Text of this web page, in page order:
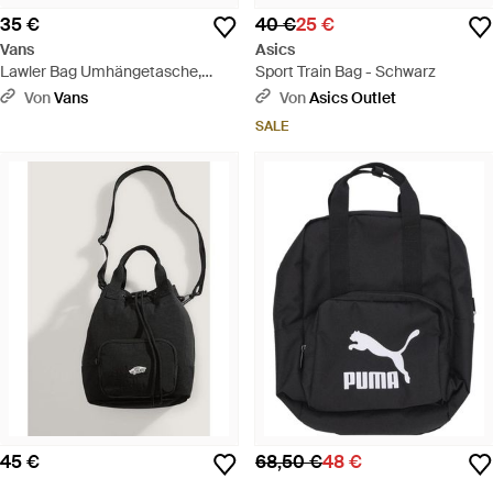
35 €
Vans
Lawler Bag Umhängetasche,
Herren, Größe - Schwarz
VonVans
40 €25 €
Asics
Sport Train Bag - Schwarz
VonAsics Outlet
SALE
45 € 68,50 €48 €